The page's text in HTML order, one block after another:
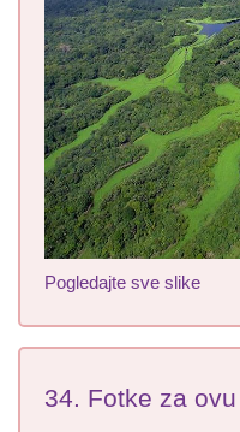
Pogledajte sve slike
34. Fotke za